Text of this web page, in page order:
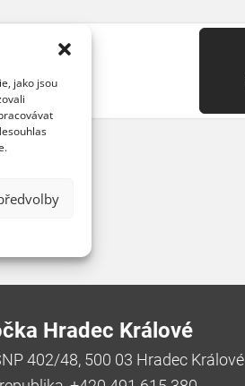
jako jsou
Hradec Králové
402/48, 500 03 Hradec Králové